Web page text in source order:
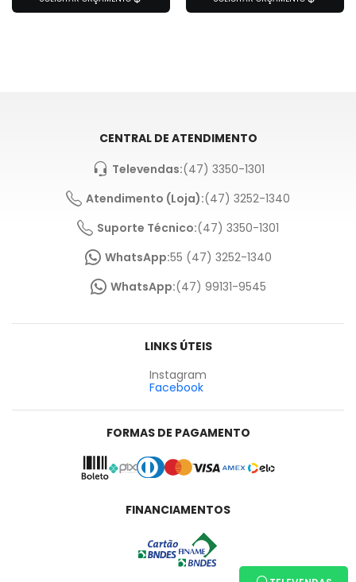
CENTRAL DE ATENDIMENTO
Televendas:(47) 3350-1301
Atendimento (Loja):(47) 3252-1340
Suporte Técnico:(47) 3350-1301
WhatsApp:55 (47) 3252-1340
WhatsApp:(47) 99131-9545
LINKS ÚTEIS
Instagram
Facebook
FORMAS DE PAGAMENTO
FINANCIAMENTOS